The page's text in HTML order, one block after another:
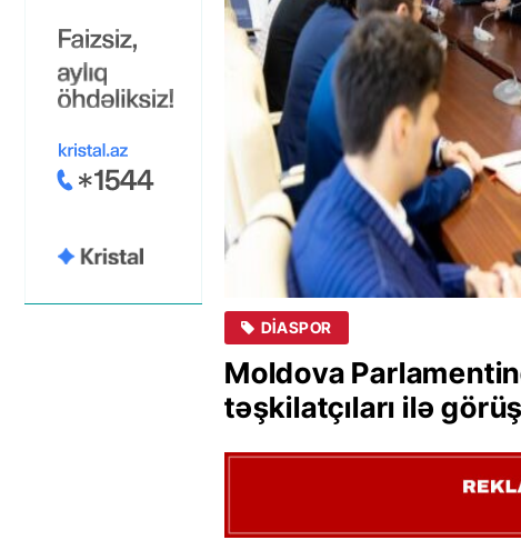
DIASPOR
Moldova
təşkilatçıları ilə